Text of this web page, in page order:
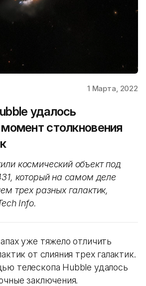
1 Марта, 2022
удалось
момент столкновения
космический объект под
который на самом деле
трех разных галактик,
Info.
уже тяжело отличить
от слияния трех галактик.
телескопа Hubble удалось
заключения.